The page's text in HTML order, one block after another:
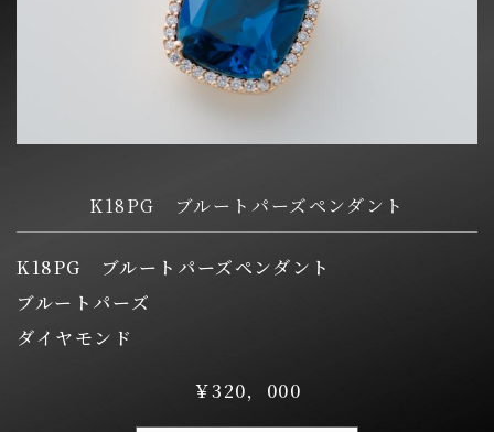
K18PG ブルートパーズペンダント
K18PG ブルートパーズペンダント
ブルートパーズ
ダイヤモンド
￥320，000